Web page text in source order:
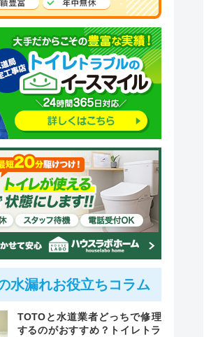
水漏れお役立ちコラム
TOTOと水道業者どっちで修理
するのがおすすめ？トイレトラ